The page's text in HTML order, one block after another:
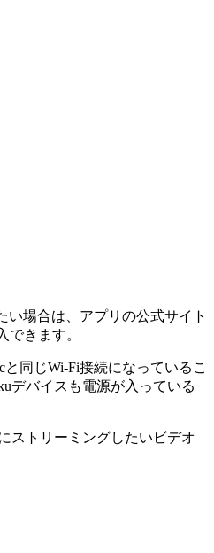
い場合は、アプリの公式サイト
できます。
同じWi-Fi接続になっているこ
デバイスも電源が入っている
ストリーミングしたいビデオ